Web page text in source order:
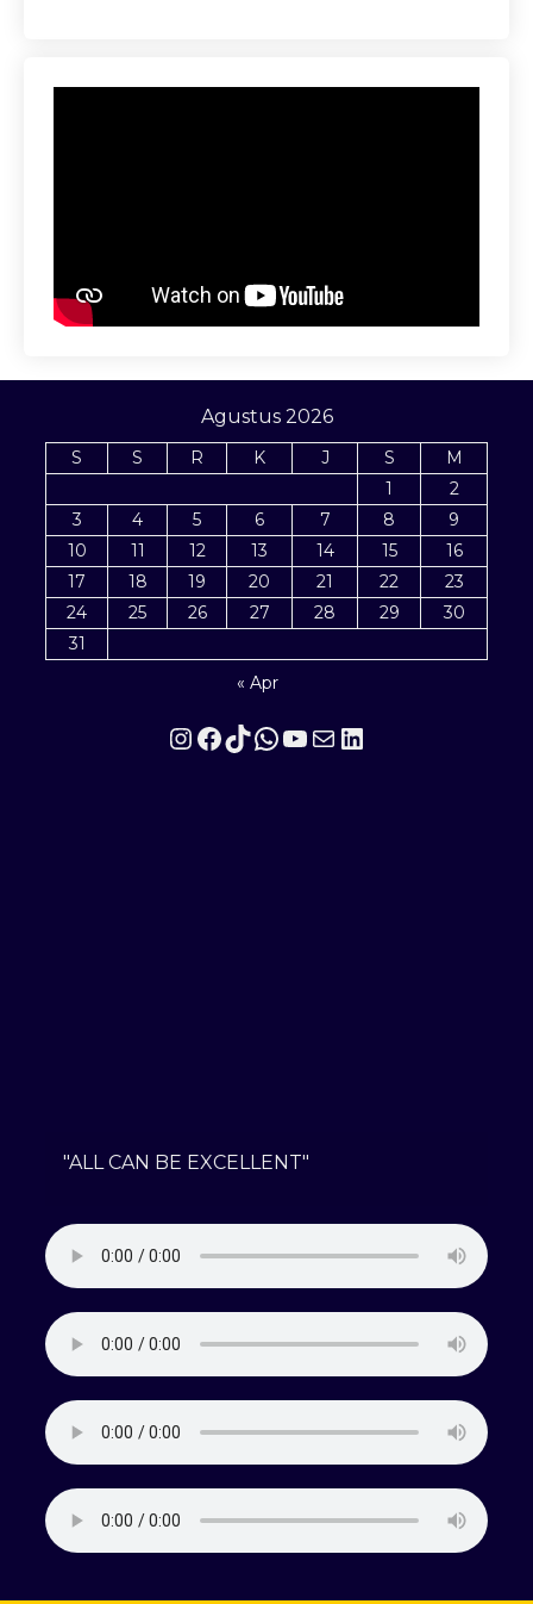
Agustus 2026
S S R K J S
M
1
2
3
4 5 6 7 8
9
10
11 12 13 14 15
16
17
18 19 20 21 22
23
24
25 26 27 28 29
30
31
« Apr
Instagram
Facebook
TikTok
WhatsApp
YouTube
MailLinkedIn
"ALL CAN BE EXCELLENT"